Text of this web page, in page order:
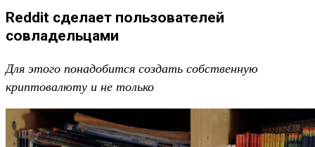
Reddit сделает пользователей
совладельцами
Для этого понадобится создать собственную
криптовалюту и не только